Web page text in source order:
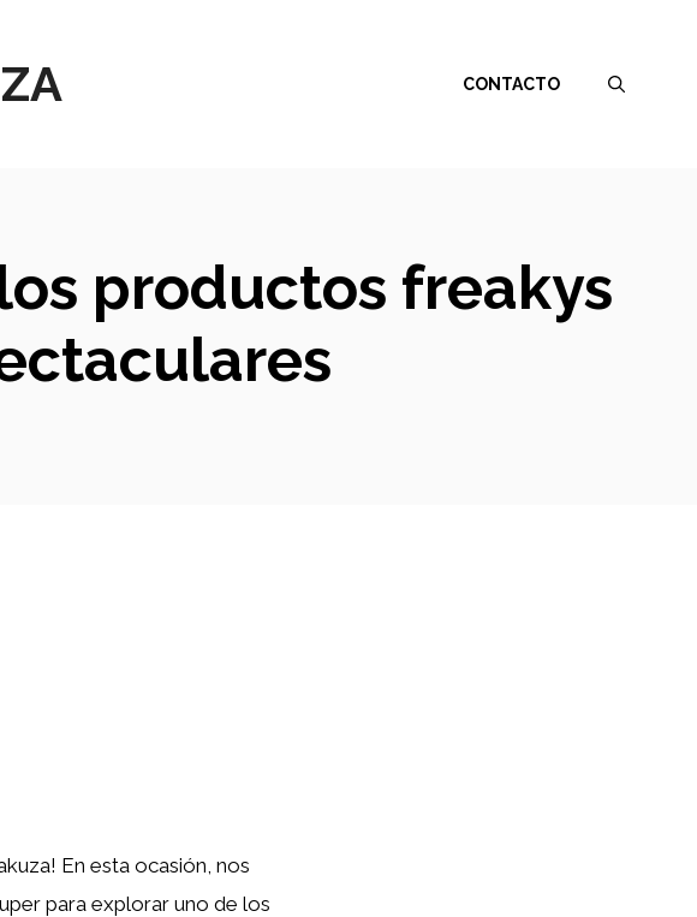
CONTACTO
productos freakys
En esta ocasión, nos
para explorar uno de los